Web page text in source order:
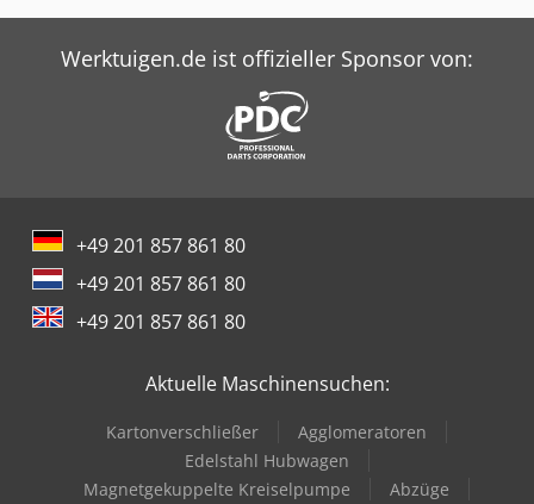
Werktuigen.de ist offizieller Sponsor von:
+49 201 857 861 80
+49 201 857 861 80
+49 201 857 861 80
Aktuelle Maschinensuchen:
Kartonverschließer
Agglomeratoren
Edelstahl Hubwagen
Magnetgekuppelte Kreiselpumpe
Abzüge